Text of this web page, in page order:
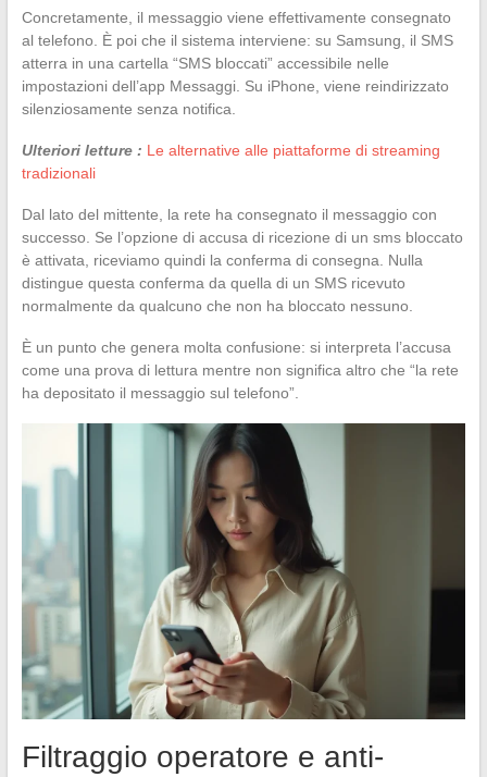
Concretamente, il messaggio viene effettivamente consegnato
al telefono. È poi che il sistema interviene: su Samsung, il SMS
atterra in una cartella “SMS bloccati” accessibile nelle
impostazioni dell’app Messaggi. Su iPhone, viene reindirizzato
silenziosamente senza notifica.
Ulteriori letture : Le alternative alle piattaforme di streaming
tradizionali
Dal lato del mittente, la rete ha consegnato il messaggio con
successo. Se l’opzione di accusa di ricezione di un sms bloccato
è attivata, riceviamo quindi la conferma di consegna. Nulla
distingue questa conferma da quella di un SMS ricevuto
normalmente da qualcuno che non ha bloccato nessuno.
È un punto che genera molta confusione: si interpreta l’accusa
come una prova di lettura mentre non significa altro che “la rete
ha depositato il messaggio sul telefono”.
Filtraggio operatore e anti-